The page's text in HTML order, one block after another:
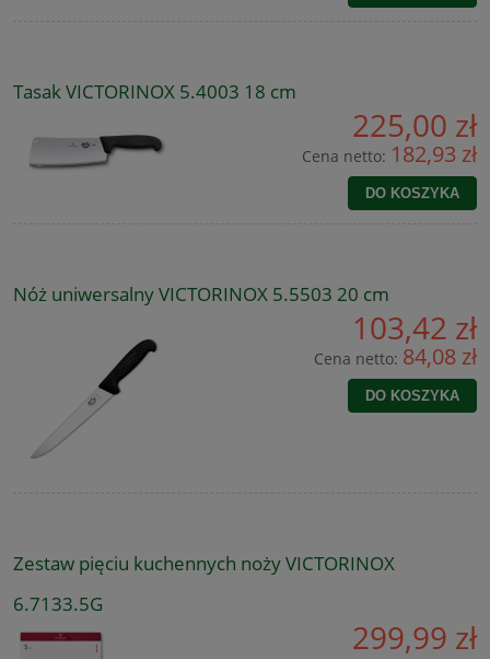
Tasak VICTORINOX 5.4003 18 cm
225,00 zł
Cena netto: 182,93 zł
DO KOSZYKA
Nóż uniwersalny VICTORINOX 5.5503 20 cm
103,42 zł
Cena netto: 84,08 zł
DO KOSZYKA
Zestaw pięciu kuchennych noży VICTORINOX
6.7133.5G
299,99 zł